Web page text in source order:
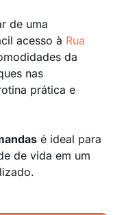
de uma
acesso à Rua
da
nas
prática e
é ideal para
de vida em um